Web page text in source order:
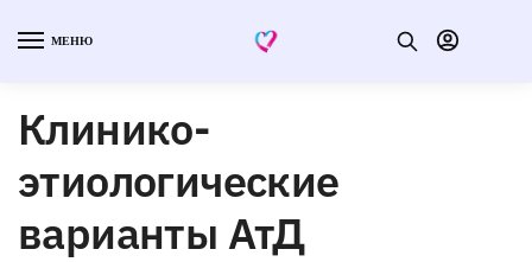
МЕНЮ
Клинико-
этиологические
варианты АтД